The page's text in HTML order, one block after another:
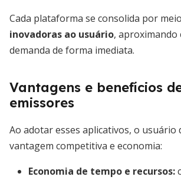
Cada plataforma se consolida por
inovadoras ao usuário, aproximando
demanda de forma imediata.
Vantagens e benefícios
emissores
Ao adotar esses aplicativos, o usuário
vantagem competitiva e economia:
Economia de tempo e recursos: